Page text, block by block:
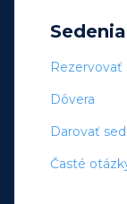
Sedenia
Rezervovať
Dôvera
Darovať
Časté